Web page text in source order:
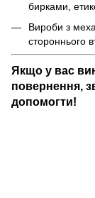
бирками,
Вироби з
стороннього
Якщо у вас
повернення,
допомогти!